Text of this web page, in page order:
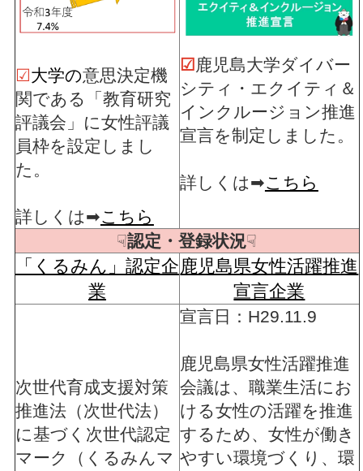
☑大学の意思決定機
関である「教育研究
評議会」に女性評議
員枠を設定しまし
た。
詳しくは➡こちら
☑ 鹿児島大学ダイバー
シティ・エクイティ＆
インクルージョン推進
宣言を制定しました。
詳しくは➡こちら
☟認定・登録状況☟
「くるみん」認定企
業
鹿児島県女性活躍推進
宣言企業
次世代育成支援対策
推進法（次世代法）
に基づく次世代認定
マーク（くるみんマ
宣言日：H29.11.9
鹿児島県女性活躍推進
会議は、職業生活にお
ける女性の活躍を推進
するため、女性が働き
やすい環境づくり、環